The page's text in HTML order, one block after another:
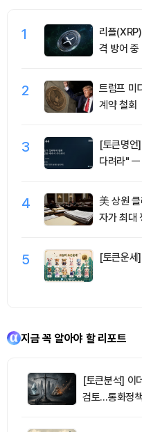
1
리플
격 방어 중
2
트럼프 미
계약 철회
3
[토큰명언
다려라"
4
美 상원
자가 최대
5 [토큰운
지금 꼭 알아야 할 리포트
[토큰분석] 이
검토…통화정